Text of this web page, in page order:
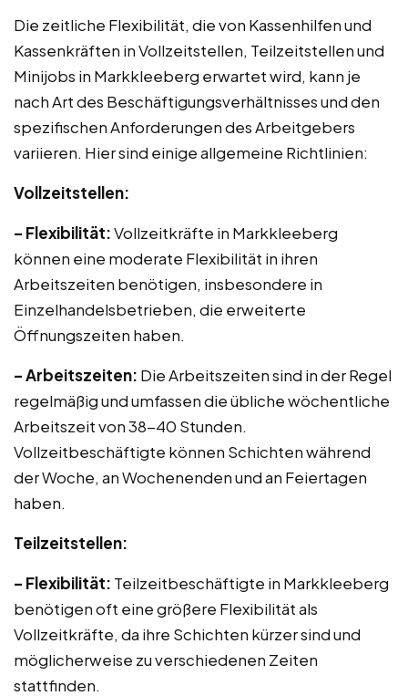
Die zeitliche Flexibilität, die von Kassenhilfen und
Kassenkräften in Vollzeitstellen, Teilzeitstellen und
Minijobs in Markkleeberg erwartet wird, kann je
nach Art des Beschäftigungsverhältnisses und den
spezifischen Anforderungen des Arbeitgebers
variieren. Hier sind einige allgemeine Richtlinien:
Vollzeitstellen:
– Flexibilität:Vollzeitkräfte in Markkleeberg
können eine moderate Flexibilität in ihren
Arbeitszeiten benötigen, insbesondere in
Einzelhandelsbetrieben, die erweiterte
Öffnungszeiten haben.
– Arbeitszeiten: Die Arbeitszeiten sind in der Regel
regelmäßig und umfassen die übliche wöchentliche
Arbeitszeit von 38-40 Stunden.
Vollzeitbeschäftigte können Schichten während
der Woche, an Wochenenden und an Feiertagen
haben.
Teilzeitstellen:
– Flexibilität: Teilzeitbeschäftigte in Markkleeberg
benötigen oft eine größere Flexibilität als
Vollzeitkräfte, da ihre Schichten kürzer sind und
möglicherweise zu verschiedenen Zeiten
stattfinden.